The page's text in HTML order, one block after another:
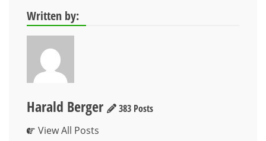
Written by:
Harald Berger
383 Posts
View All Posts